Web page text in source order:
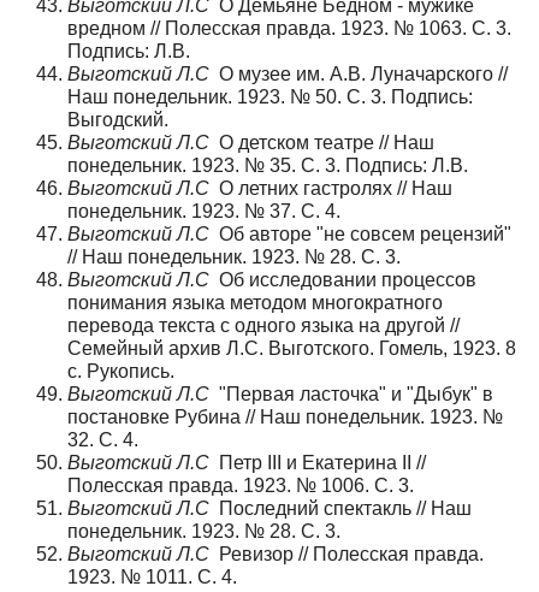
Выготский Л.С О Демьяне Бедном - мужике
вредном // Полесская правда. 1923. № 1063. С. 3.
Подпись: Л.В.
Выготский Л.С О музее им. А.В. Луначарского //
Наш понедельник. 1923. № 50. С. 3. Подпись:
Выгодский.
Выготский Л.С О детском театре // Наш
понедельник. 1923. № 35. С. 3. Подпись: Л.В.
Выготский Л.С О летних гастролях // Наш
понедельник. 1923. № 37. С. 4.
Выготский Л.С Об авторе "не совсем рецензий"
// Наш понедельник. 1923. № 28. С. 3.
Выготский Л.С Об исследовании процессов
понимания языка методом многократного
перевода текста с одного языка на другой //
Семейный архив Л.С. Выготского. Гомель, 1923. 8
с. Рукопись.
Выготский Л.С "Первая ласточка" и "Дыбук" в
постановке Рубина // Наш понедельник. 1923. №
32. С. 4.
Выготский Л.С Петр III и Екатерина II //
Полесская правда. 1923. № 1006. С. 3.
Выготский Л.С Последний спектакль // Наш
понедельник. 1923. № 28. С. 3.
Выготский Л.С Ревизор // Полесская правда.
1923. № 1011. С. 4.